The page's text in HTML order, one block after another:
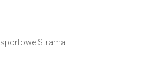
Strama